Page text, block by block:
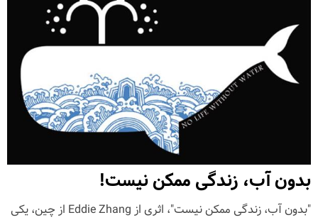
بدون آب، زندگی ممکن نیست!
"بدون آب، زندگی ممکن نیست"، اثری از Eddie Zhang از چین، یکی